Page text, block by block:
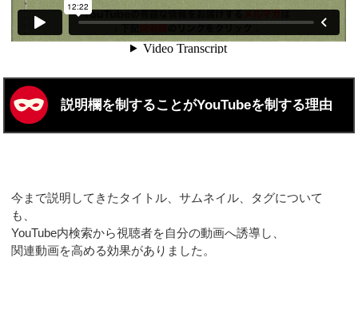
説明欄を制することがYouTubeを制する理由
今まで説明してきたタイトル、サムネイル、タグについて
も、
YouTube内検索から視聴者を自分の動画へ誘導し、
関連動画を高める効果がありました。